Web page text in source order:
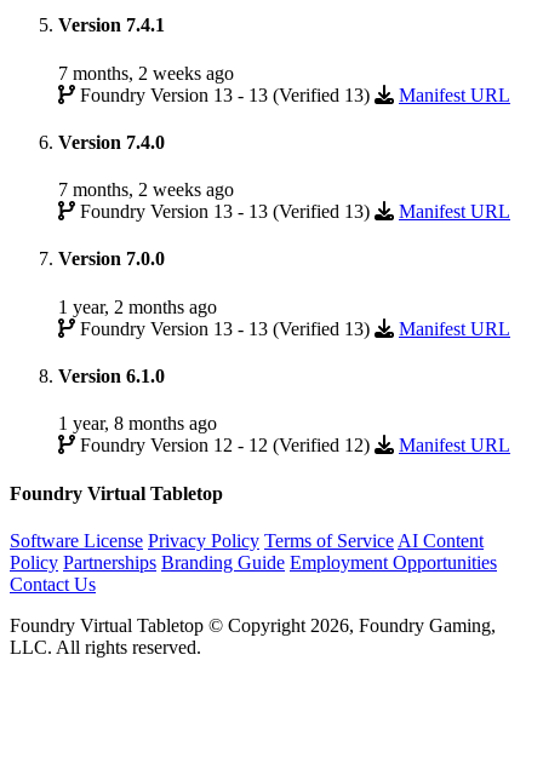
Version 7.4.1
7 months, 2 weeks ago
Foundry Version 13 - 13 (Verified 13)
Manifest URL
Version 7.4.0
7 months, 2 weeks ago
Foundry Version 13 - 13 (Verified 13)
Manifest URL
Version 7.0.0
1 year, 2 months ago
Foundry Version 13 - 13 (Verified 13)
Manifest URL
Version 6.1.0
1 year, 8 months ago
Foundry Version 12 - 12 (Verified 12)
Manifest URL
Foundry Virtual Tabletop
Software License Privacy Policy Terms of Service AI Content
Policy Partnerships Branding Guide Employment Opportunities
Contact Us
Foundry Virtual Tabletop © Copyright 2026, Foundry Gaming,
LLC. All rights reserved.